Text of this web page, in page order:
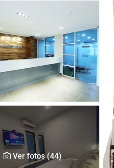
Ver fotos (44)